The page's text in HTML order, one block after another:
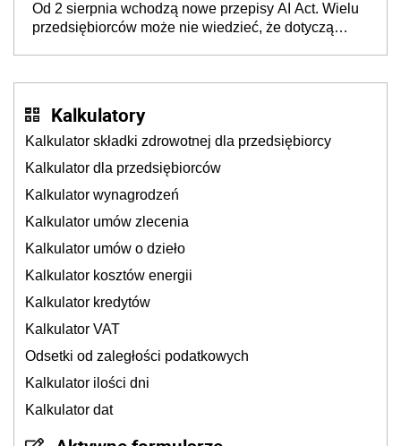
będzie
Od 2 sierpnia wchodzą nowe przepisy AI Act. Wielu
przedsiębiorców może nie wiedzieć, że dotyczą
Kalkulatory
Kalkulator składki zdrowotnej dla przedsiębiorcy
Kalkulator dla przedsiębiorców
Kalkulator wynagrodzeń
Kalkulator umów zlecenia
Kalkulator umów o dzieło
Kalkulator kosztów energii
Kalkulator kredytów
Kalkulator VAT
Odsetki od zaległości podatkowych
Kalkulator ilości dni
Kalkulator dat